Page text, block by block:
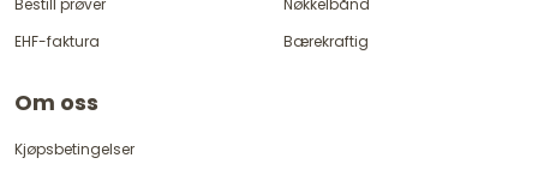
Bestill prøver
EHF-faktura
Nøkkelbånd
Bærekraftig
Om oss
Kjøpsbetingelser